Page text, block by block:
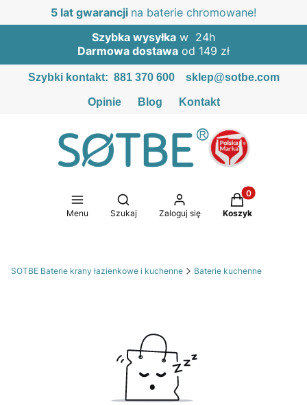
5 lat gwarancji na baterie chromowane!
Szybka wysyłka w 24h
Darmowa dostawa od 149 zł
Szybki kontakt: 881 370 600 sklep@sotbe.com
Opinie Blog Kontakt
Menu
Otwórz wyszukiwarkę
Szukaj Zaloguj się
Produkty w
Koszyk
SOTBE Baterie krany łazienkowe i kuchenne Baterie kuchenne